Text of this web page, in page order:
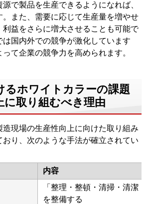
で製品を生産できるようになれば、
。また、需要に応じて生産量を増やせ
利益をさらに増大させることも可能で
国内外での競争が激化しています
て企業の競争力を高められます。
るホワイトカラーの課題
に取り組むべき理由
現場の生産性向上に向けた取り組み
おり、次のような手法が確立されてい
内容
「整理・整頓・清掃・清潔
を整備する